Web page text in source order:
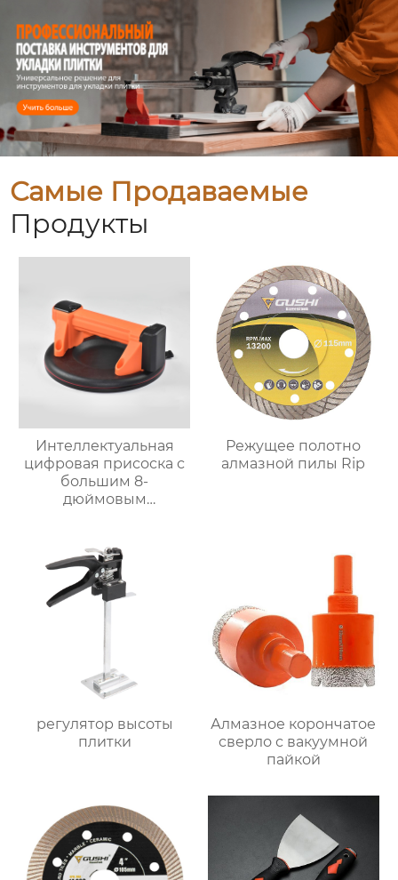
Самые Продаваемые
Продукты
Интеллектуальная
цифровая присоска с
большим 8-
дюймовым
Режущее полотно
алмазной пилы Rip
регулятор высоты
плитки
Алмазное корончатое
сверло с вакуумной
пайкой